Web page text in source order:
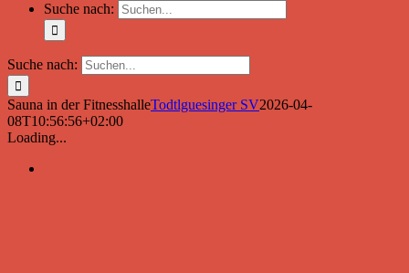
Suche nach:
Suche nach:
Sauna in der FitnesshalleTodtlguesinger SV2026-04-
08T10:56:56+02:00
Loading...